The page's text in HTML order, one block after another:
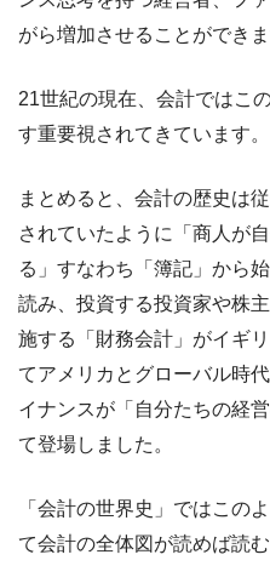
がら増加させることができま
21世紀の現在、会計ではこ
す重要視されてきています。
まとめると、会計の歴史は
されていたように「商人が
る」すなわち「簿記」から
読み、投資する投資家や株
施する「財務会計」がイギ
てアメリカとグローバル時
イナンスが「自分たちの経
て登場しました。
「会計の世界史」ではこの
て会計の全体図が読めば読